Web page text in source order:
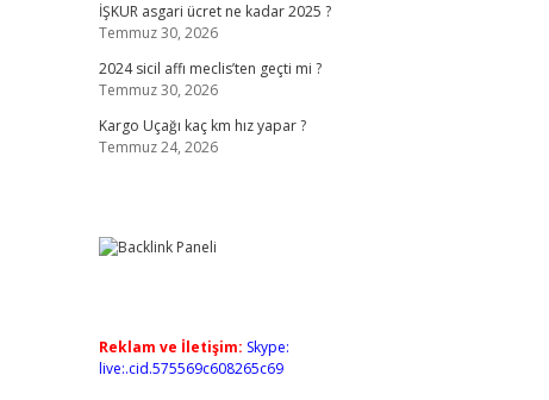
İŞKUR asgari ücret ne kadar 2025 ?
Temmuz 30, 2026
2024 sicil affı meclis’ten geçti mi ?
Temmuz 30, 2026
Kargo Uçağı kaç km hız yapar ?
Temmuz 24, 2026
Reklam ve İletişim: Skype:
live:.cid.575569c608265c69